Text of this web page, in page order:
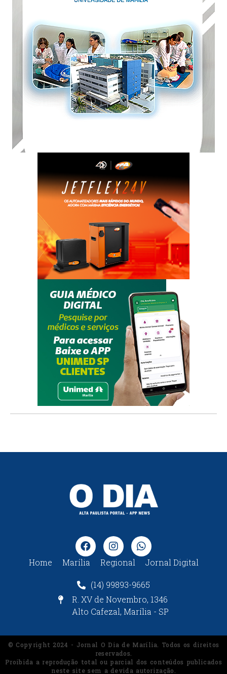
Home Marília Regional Jornal Digital
(14) 99893-9665
R. XV de Novembro, 1346
Alto Cafezal, Marília - SP
© Copyright 2024 - Jornal O Dia de Marília. Todos os direitos
reservados.
Proibida a reprodução total ou parcial dos conteúdos publicados
neste site sem a devida autorização.